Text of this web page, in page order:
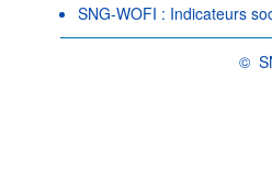
SNG-WOFI : Indicateurs
©